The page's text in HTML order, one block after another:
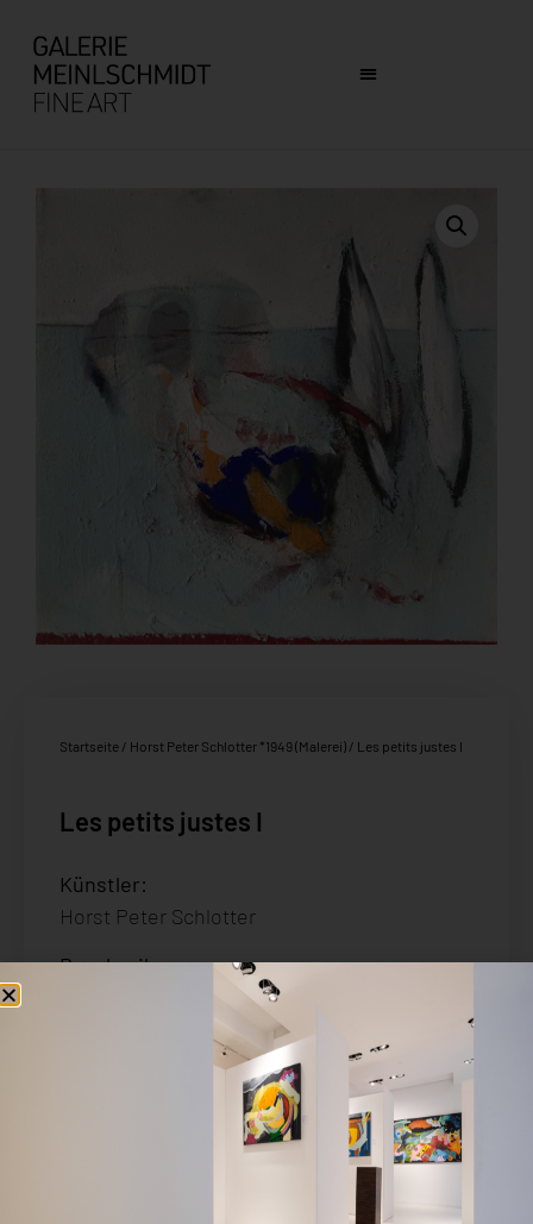
Startseite / Horst Peter Schlotter *1949 (Malerei) / Les petits justes I
Les petits justes I
Künstler:
Horst Peter Schlotter
Beschreibung:
Unikat – Pigment/Acryl auf Nessel
Erscheinungsdatum: